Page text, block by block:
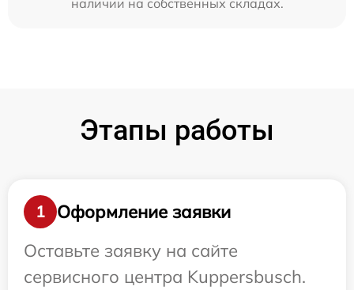
наличии на собственных складах.
Этапы работы
1
Оформление заявки
Оставьте заявку на сайте
сервисного центра Kuppersbusch.